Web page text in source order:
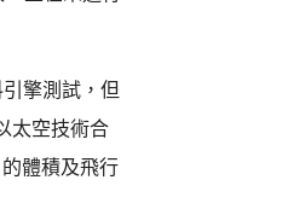
擎測試，但
太空技術合
體積及飛行